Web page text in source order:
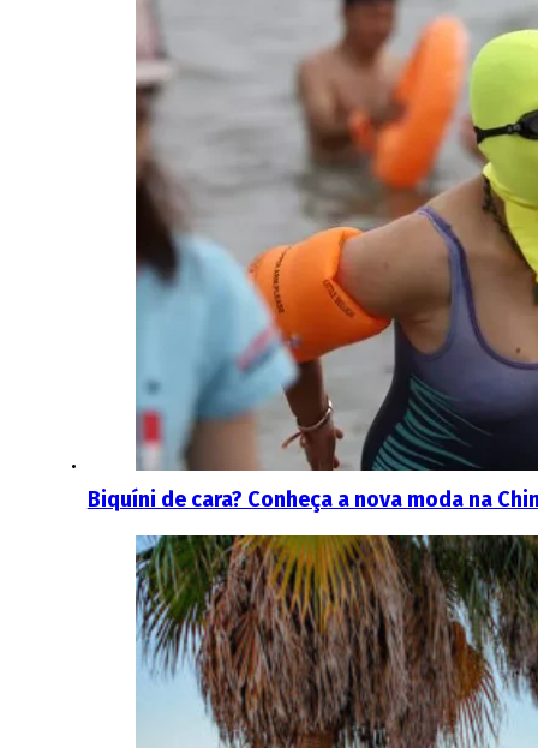
Biquíni de cara? Conheça a nova moda na